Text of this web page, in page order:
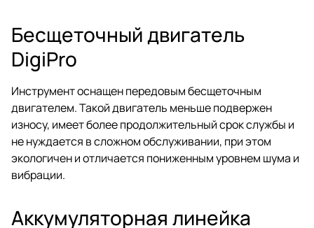
Бесщеточный двигатель
DigiPro
Инструмент оснащен передовым бесщеточным
двигателем. Такой двигатель меньше подвержен
износу, имеет более продолжительный срок службы и
не нуждается в сложном обслуживании, при этом
экологичен и отличается пониженным уровнем шума и
вибрации.
Аккумуляторная линейка